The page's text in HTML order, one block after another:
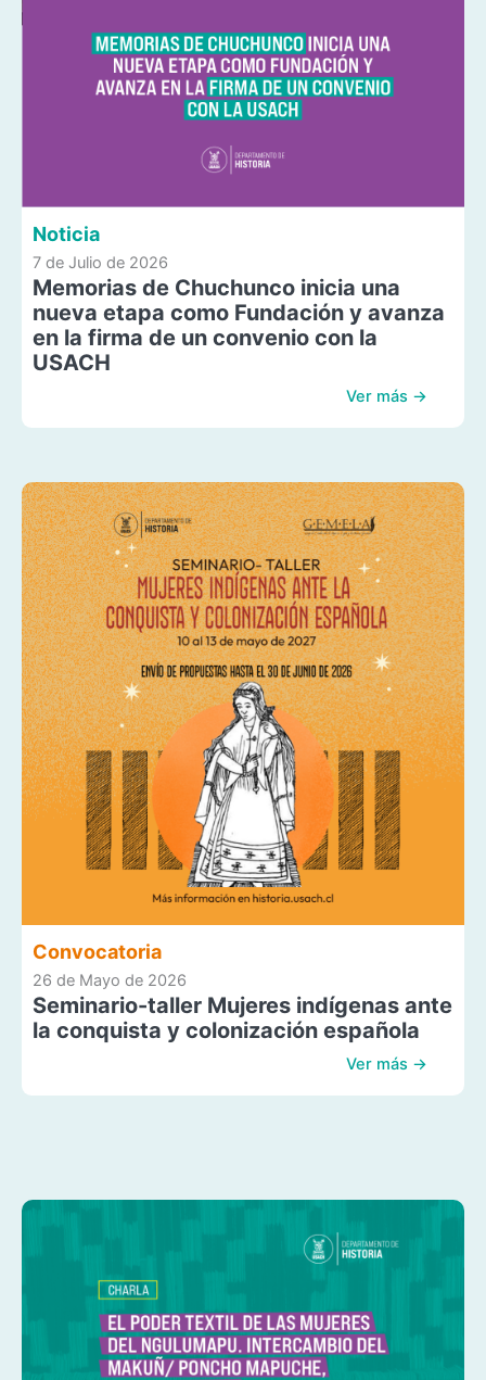
Noticia
7 de Julio de 2026
Memorias de Chuchunco inicia una
nueva etapa como Fundación y avanza
en la firma de un convenio con la
USACH
Ver más →
Convocatoria
26 de Mayo de 2026
Seminario-taller Mujeres indígenas ante
la conquista y colonización española
Ver más →